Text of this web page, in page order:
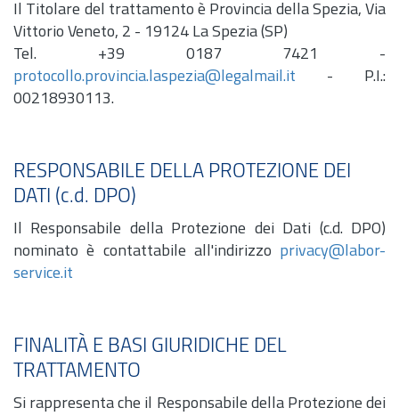
Il Titolare del trattamento è Provincia della Spezia, Via
Vittorio Veneto, 2 - 19124 La Spezia (SP)
Tel. +39 0187 7421 -
protocollo.provincia.laspezia@legalmail.it - P.I.:
00218930113.
RESPONSABILE DELLA PROTEZIONE DEI
DATI (c.d. DPO)
Il Responsabile della Protezione dei Dati (c.d. DPO)
nominato è contattabile all'indirizzo privacy@labor-
service.it
FINALITÀ E BASI GIURIDICHE DEL
TRATTAMENTO
Si rappresenta che il Responsabile della Protezione dei